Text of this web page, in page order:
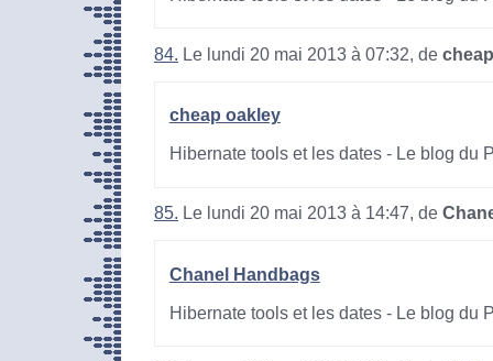
84. Le lundi 20 mai 2013 à 07:32, de
cheap oakley
Hibernate tools et les dates - Le blog du
85. Le lundi 20 mai 2013 à 14:47, de
Chanel Handbags
Hibernate tools et les dates - Le blog du